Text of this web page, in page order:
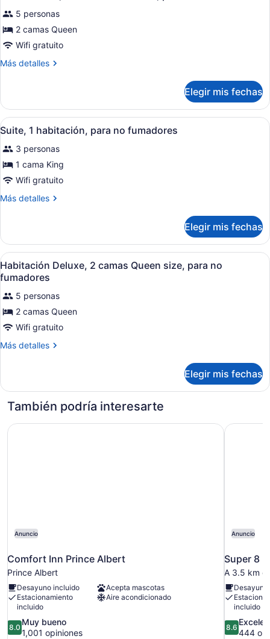
no
fumadores
size,
para
no
fumadores
las
fotos
de
Suite
familiar,
camas
Queen
size,
no
fumadores
5 personas
2 camas Queen
Wifi gratuito
Más detalles
Más
familiar,
camas
Queen
size,
para
no
fumadores
Elegir mis fechas
Abrir
todas
las
fotos
de
Suite,
para
no
fumadores
Camas con pillow-top, escritorio
6
Suite, 1 habitación, para no fumadores
3 personas
1 cama King
Wifi gratuito
Más detalles
Más
1
habitación,
para
no
fumadores
Elegir mis fechas
Abrir
todas
fotos
de
Habitación
Deluxe,
Queen
para
no
Camas con pillow-top, escritorio
4
Habitación Deluxe, 2 camas Queen size, para no
fumadores
5 personas
2 camas Queen
Wifi gratuito
Más detalles
Más
Deluxe,
camas
size,
Elegir mis fechas
También podría interesarte
Anuncio
Comfort Inn Prince Albert
Prince Albert
Desayuno incluido
Acepta mascotas
Estacionamiento
incluido
Aire acondicionado
8.0
de
8.0
Muy bueno
1,001 opiniones
Comfort Inn Prince Albert
Anuncio
Super 8
A 3.5 km
incluido
8.6
de
8.6
444
Super 8